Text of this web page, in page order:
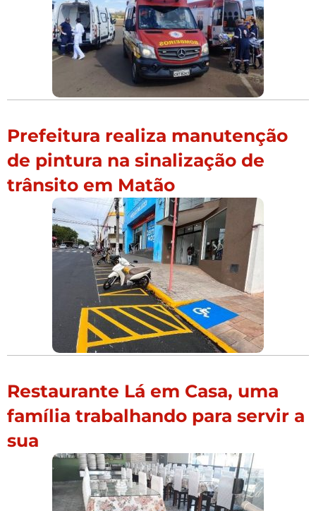
Prefeitura realiza manutenção
de pintura na sinalização de
trânsito em Matão
Restaurante Lá em Casa, uma
família trabalhando para servir a
sua